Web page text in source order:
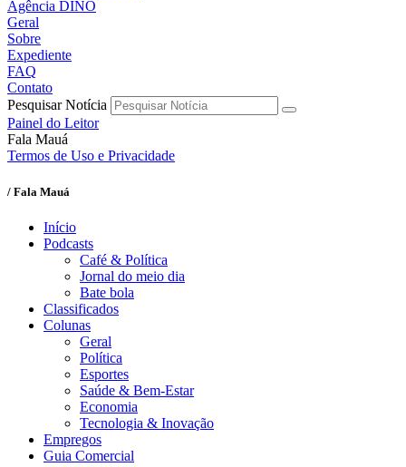
Agência DINO
Geral
Sobre
Expediente
FAQ
Contato
Pesquisar Notícia
Painel do Leitor
Fala Mauá
Termos de Uso e Privacidade
/ Fala Mauá
Início
Podcasts
Café & Política
Jornal do meio dia
Bate bola
Classificados
Colunas
Geral
Política
Esportes
Saúde & Bem-Estar
Economia
Tecnologia & Inovação
Empregos
Guia Comercial